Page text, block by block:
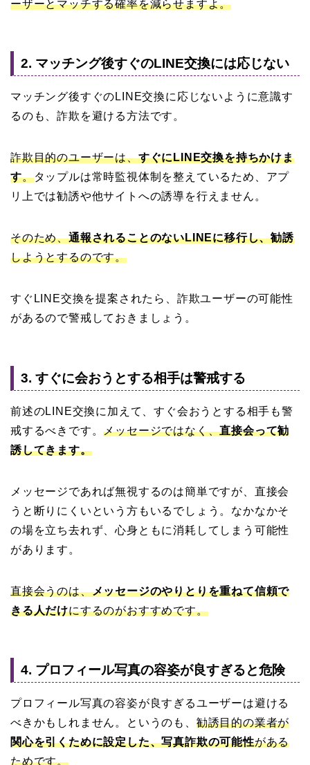
ーザーとマッチする確率を減らせますよ。
2. マッチング後すぐのLINE交換には応じない
マッチング後すぐのLINE交換に応じないように意識す
るのも、詐欺を避ける方法です。
詐欺目的のユーザーは、すぐにLINE交換を持ちかけま
す。タップルは常時監視体制を整えているため、アプ
リ上では勧誘や他サイトへの誘導を行えません。
そのため、通報されることのないLINEに移行し、勧誘
しようとするのです。
すぐLINE交換を提案されたら、詐欺ユーザーの可能性
があるので警戒しておきましょう。
3. すぐに会おうとする相手は警戒する
前述のLINE交換に加えて、すぐ会おうとする相手も警
戒するべきです。メッセージではなく、直接会って勧
誘してきます。
メッセージであれば無視するのは簡単ですが、直接会
うと断りにくいという方もいるでしょう。なかなかそ
の場を立ち去れず、心身ともに消耗してしまう可能性
があります。
直接会うのは、メッセージのやりとりを重ねて信頼で
きる人だけにするのがおすすめです。
4. プロフィール写真の容姿が良すぎると危険
プロフィール写真の容姿が良すぎるユーザーは避ける
べきかもしれません。というのも、 勧誘目的の業者が
関心を引くために設定した、写真詐欺の可能性がある
ためです。